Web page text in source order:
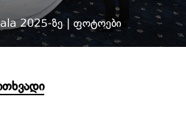
2025-ზე | ფოტოები